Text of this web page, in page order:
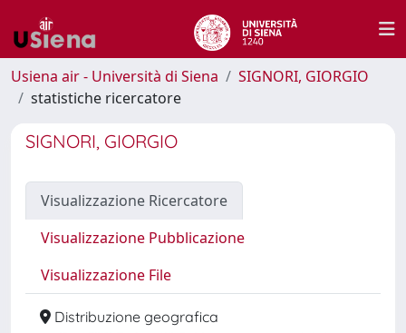
Usiena air - Università di Siena
SIGNORI, GIORGIO
statistiche ricercatore
SIGNORI, GIORGIO
Visualizzazione Ricercatore
Visualizzazione Pubblicazione
Visualizzazione File
Distribuzione geografica